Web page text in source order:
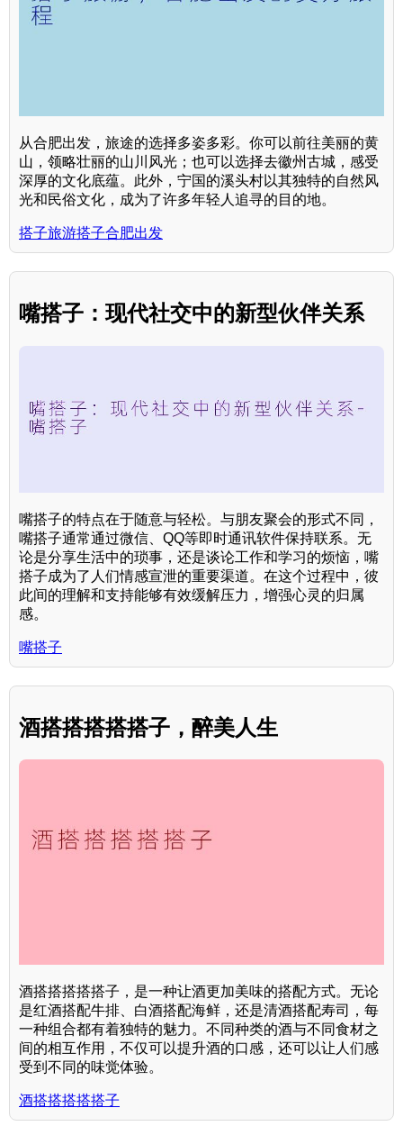
从合肥出发，旅途的选择多姿多彩。你可以前往美丽的黄
山，领略壮丽的山川风光；也可以选择去徽州古城，感受
深厚的文化底蕴。此外，宁国的溪头村以其独特的自然风
光和民俗文化，成为了许多年轻人追寻的目的地。
搭子旅游搭子合肥出发
嘴搭子：现代社交中的新型伙伴关系
嘴搭子的特点在于随意与轻松。与朋友聚会的形式不同，
嘴搭子通常通过微信、QQ等即时通讯软件保持联系。无
论是分享生活中的琐事，还是谈论工作和学习的烦恼，嘴
搭子成为了人们情感宣泄的重要渠道。在这个过程中，彼
此间的理解和支持能够有效缓解压力，增强心灵的归属
感。
嘴搭子
酒搭搭搭搭搭子，醉美人生
酒搭搭搭搭搭子，是一种让酒更加美味的搭配方式。无论
是红酒搭配牛排、白酒搭配海鲜，还是清酒搭配寿司，每
一种组合都有着独特的魅力。不同种类的酒与不同食材之
间的相互作用，不仅可以提升酒的口感，还可以让人们感
受到不同的味觉体验。
酒搭搭搭搭搭子